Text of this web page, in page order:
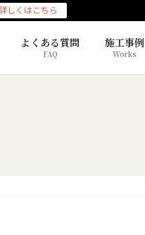
しくはこちら
よくある質問
FAQ
施工事例
Works